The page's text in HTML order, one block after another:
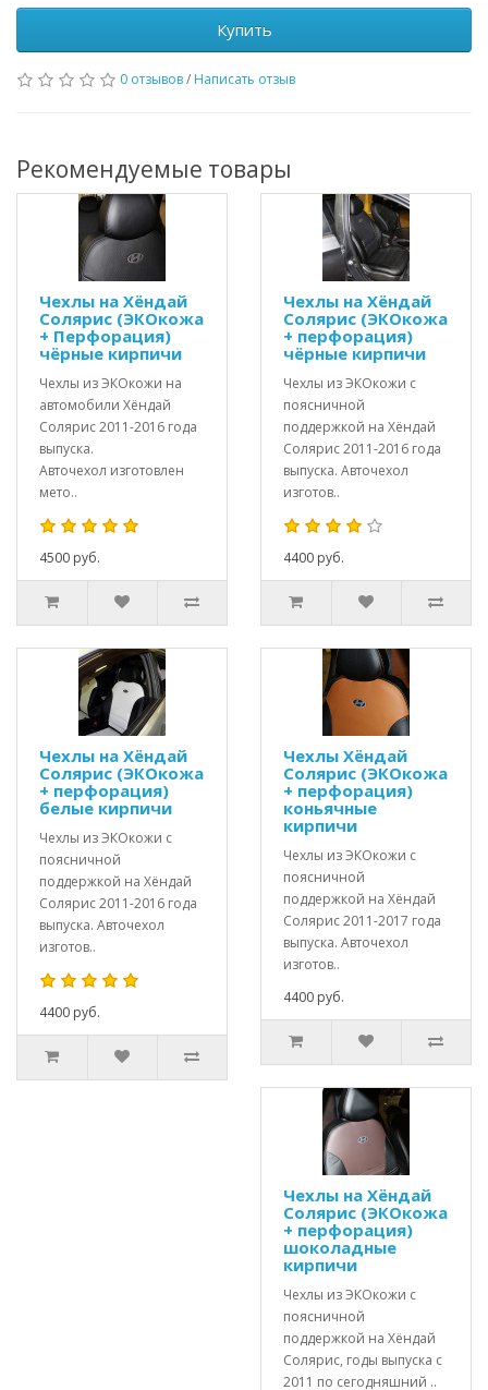
Купить
0 отзывов/ Написать отзыв
Рекомендуемые товары
Чехлы на Хёндай
Солярис (ЭКОкожа
+ Перфорация)
чёрные кирпичи
Чехлы из ЭКОкожи на
автомобили Хёндай
Солярис 2011-2016 года
выпуска.
Авточехол изготовлен
мето..
4500 руб.
Чехлы на Хёндай
Солярис (ЭКОкожа
+ перфорация)
чёрные кирпичи
Чехлы из ЭКОкожи с
поясничной
поддержкой на Хёндай
Солярис 2011-2016 года
выпуска. Авточехол
изготов..
4400 руб.
Чехлы на Хёндай
Солярис (ЭКОкожа
+ перфорация)
белые кирпичи
Чехлы из ЭКОкожи с
поясничной
поддержкой на Хёндай
Солярис 2011-2016 года
выпуска. Авточехол
изготов..
4400 руб.
Чехлы Хёндай
Солярис (ЭКОкожа
+ перфорация)
коньячные
кирпичи
Чехлы из ЭКОкожи с
поясничной
поддержкой на Хёндай
Солярис 2011-2017 года
выпуска. Авточехол
изготов..
4400 руб.
Чехлы на Хёндай
Солярис (ЭКОкожа
+ перфорация)
шоколадные
кирпичи
Чехлы из ЭКОкожи с
поясничной
поддержкой на Хёндай
Солярис, годы выпуска с
2011 по сегодняшний ..